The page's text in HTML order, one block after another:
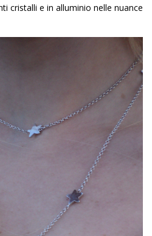
cristalli e in alluminio nelle nuance